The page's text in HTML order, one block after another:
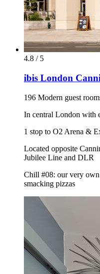
4.8 / 5
ibis London
196 Modern guest
In central London with
1 stop to O2 Arena &
Located opposite
Jubilee Line and DLR
Chill #08: our very
smacking pizzas